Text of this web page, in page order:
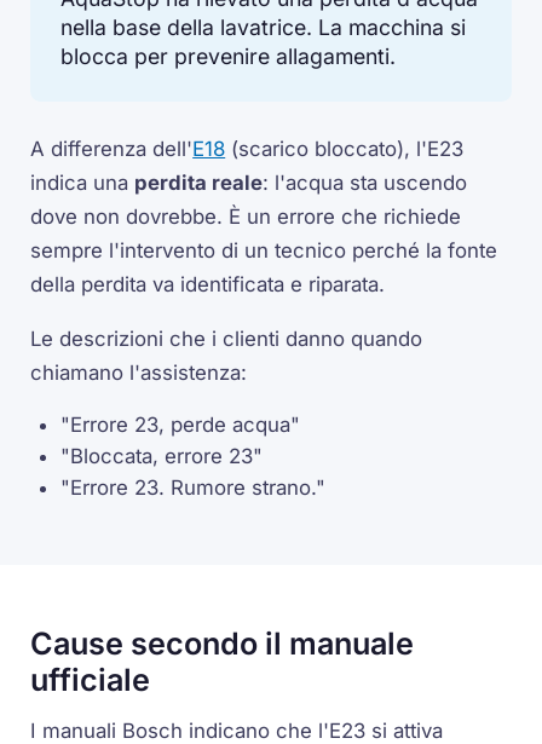
nella base della lavatrice. La macchina si
blocca per prevenire allagamenti.
A differenza dell'E18 (scarico bloccato), l'E23
indica una perdita reale: l'acqua sta uscendo
dove non dovrebbe. È un errore che richiede
sempre l'intervento di un tecnico perché la fonte
della perdita va identificata e riparata.
Le descrizioni che i clienti danno quando
chiamano l'assistenza:
"Errore 23, perde acqua"
"Bloccata, errore 23"
"Errore 23. Rumore strano."
Cause secondo il manuale
ufficiale
I manuali Bosch indicano che l'E23 si attiva